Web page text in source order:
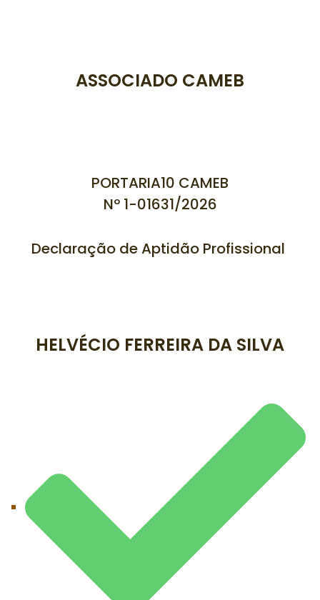
ASSOCIADO CAMEB
PORTARIA10 CAMEB
Nº 1-01631/2026
Declaração de Aptidão Profissional
HELVÉCIO FERREIRA DA SILVA